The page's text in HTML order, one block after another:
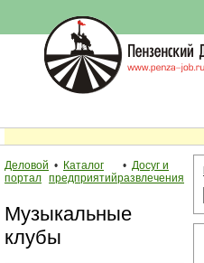
Деловой
портал
• Каталог
предприятий
• Досуг и
развлечения
Музыкальные
клубы